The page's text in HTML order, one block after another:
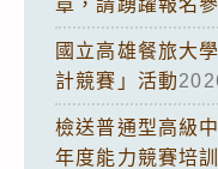
國立高雄餐旅大
計競賽」活動
檢送普通型高級
年度能力競賽培